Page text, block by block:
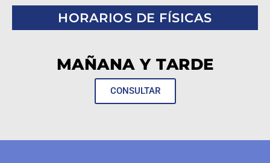
HORARIOS DE FÍSICAS
MAÑANA Y TARDE
CONSULTAR